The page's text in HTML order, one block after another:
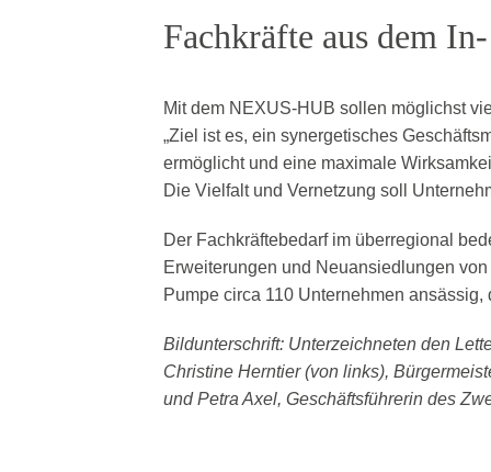
Fachkräfte aus dem
Mit dem NEXUS-HUB sollen möglichst
„Ziel ist es, ein synergetisches
ermöglicht und eine maximale
Die Vielfalt und Vernetzung soll
Der Fachkräftebedarf im überregional
Erweiterungen und Neuansiedlungen
Pumpe circa 110 Unternehmen
Bildunterschrift: Unterzeichneten den
Christine Herntier (von links),
und Petra Axel, Geschäftsführerin des